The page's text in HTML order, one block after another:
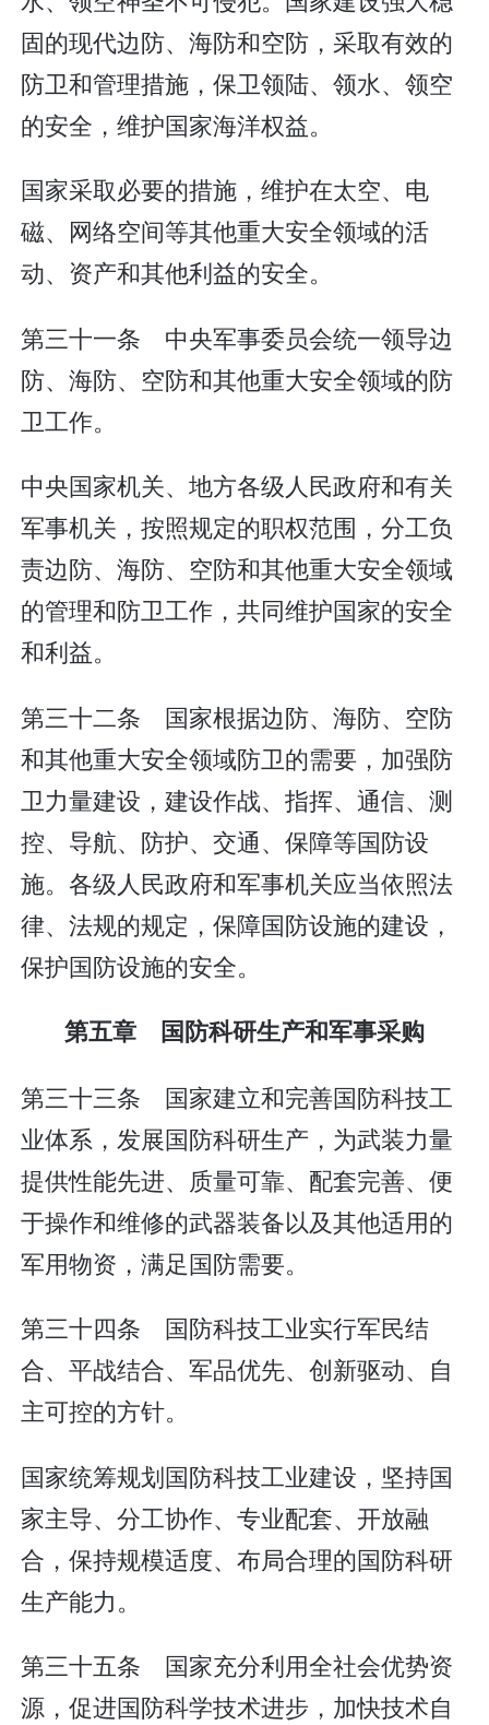
固的现代边防、海防和空防，采取有效的
防卫和管理措施，保卫领陆、领水、领空
的安全，维护国家海洋权益。
国家采取必要的措施，维护在太空、电
磁、网络空间等其他重大安全领域的活
动、资产和其他利益的安全。
第三十一条 中央军事委员会统一领导边
防、海防、空防和其他重大安全领域的防
卫工作。
中央国家机关、地方各级人民政府和有关
军事机关，按照规定的职权范围，分工负
责边防、海防、空防和其他重大安全领域
的管理和防卫工作，共同维护国家的安全
和利益。
第三十二条 国家根据边防、海防、空防
和其他重大安全领域防卫的需要，加强防
卫力量建设，建设作战、指挥、通信、测
控、导航、防护、交通、保障等国防设
施。各级人民政府和军事机关应当依照法
律、法规的规定，保障国防设施的建设，
保护国防设施的安全。
第五章 国防科研生产和军事采购
第三十三条 国家建立和完善国防科技工
业体系，发展国防科研生产，为武装力量
提供性能先进、质量可靠、配套完善、便
于操作和维修的武器装备以及其他适用的
军用物资，满足国防需要。
第三十四条 国防科技工业实行军民结
合、平战结合、军品优先、创新驱动、自
主可控的方针。
国家统筹规划国防科技工业建设，坚持国
家主导、分工协作、专业配套、开放融
合，保持规模适度、布局合理的国防科研
生产能力。
第三十五条 国家充分利用全社会优势资
源，促进国防科学技术进步，加快技术自